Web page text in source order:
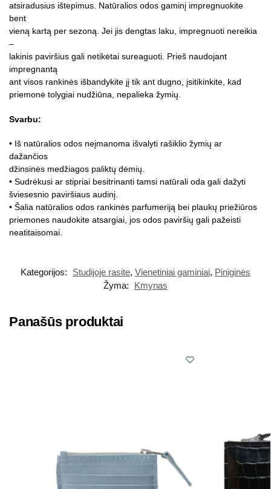
atsiradusius ištepimus. Natūralios odos gaminį impregnuokite
bent
vieną kartą per sezoną. Jei jis dengtas laku, impregnuoti nereikia
–
lakinis paviršius gali netikėtai sureaguoti. Prieš naudojant
impregnantą
ant visos rankinės išbandykite jį tik ant dugno, įsitikinkite, kad
priemonė tolygiai nudžiūna, nepalieka žymių.
Svarbu:
• Iš natūralios odos neįmanoma išvalyti rašiklio žymių ar
dažančios
džinsinės medžiagos paliktų dėmių.
• Sudrėkusi ar stipriai besitrinanti tamsi natūrali oda gali dažyti
šviesesnio paviršiaus audinį.
• Šalia natūralios odos rankinės parfumeriją bei plaukų priežiūros
priemones naudokite atsargiai, jos odos paviršių gali pažeisti
neatitaisomai.
Kategorijos: Studijoje rasite, Vienetiniai gaminiai, Piniginės
Žyma:
Kmynas
Panašūs produktai